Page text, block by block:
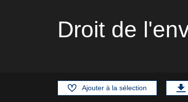
Droit de
Ajouter à la sélection